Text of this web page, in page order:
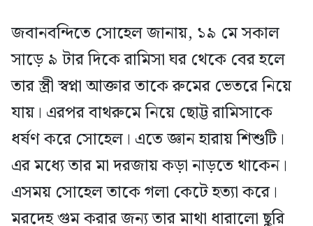
জবানবন্দিতে সোহেল জানায়, ১৯ মে সকাল
সাড়ে ৯ টার দিকে রামিসা ঘর থেকে বের হলে
তার স্ত্রী স্বপ্না আক্তার তাকে রুমের ভেতরে নিয়ে
যায়। এরপর বাথরুমে নিয়ে ছোট্ট রামিসাকে
ধর্ষণ করে সোহেল। এতে জ্ঞান হারায় শিশুটি।
এর মধ্যে তার মা দরজায় কড়া নাড়তে থাকেন।
এসময় সোহেল তাকে গলা কেটে হত্যা করে।
মরদেহ গুম করার জন্য তার মাথা ধারালো ছুরি